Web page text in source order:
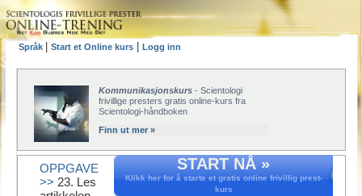
Språk Start et Online kurs Logg inn
Kommunikasjonskurs - Scientologi
frivillige presters gratis online-kurs fra
Scientologi-håndboken
Finn ut mer »
START NÅ »
Klikk her for å starte et gratis online frivillig prest-
kurs
OPPGAVE
>> 23. Les